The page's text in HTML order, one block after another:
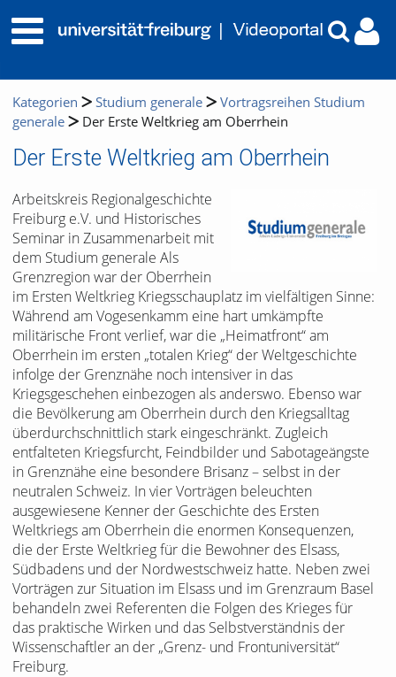
Kategorien Studium generale
Vortragsreihen Studium
generale
Der Erste Weltkrieg am Oberrhein
Der Erste Weltkrieg am Oberrhein
Arbeitskreis Regionalgeschichte
Freiburg e.V. und Historisches
Seminar in Zusammenarbeit mit
dem Studium generale Als
Grenzregion war der Oberrhein
im Ersten Weltkrieg Kriegsschauplatz im vielfältigen Sinne:
Während am Vogesenkamm eine hart umkämpfte
militärische Front verlief, war die „Heimatfront“ am
Oberrhein im ersten „totalen Krieg“ der Weltgeschichte
infolge der Grenznähe noch intensiver in das
Kriegsgeschehen einbezogen als anderswo. Ebenso war
die Bevölkerung am Oberrhein durch den Kriegsalltag
überdurchschnittlich stark eingeschränkt. Zugleich
entfalteten Kriegsfurcht, Feindbilder und Sabotageängste
in Grenznähe eine besondere Brisanz – selbst in der
neutralen Schweiz. In vier Vorträgen beleuchten
ausgewiesene Kenner der Geschichte des Ersten
Weltkriegs am Oberrhein die enormen Konsequenzen,
die der Erste Weltkrieg für die Bewohner des Elsass,
Südbadens und der Nordwestschweiz hatte. Neben zwei
Vorträgen zur Situation im Elsass und im Grenzraum Basel
behandeln zwei Referenten die Folgen des Krieges für
das praktische Wirken und das Selbstverständnis der
Wissenschaftler an der „Grenz- und Frontuniversität“
Freiburg.